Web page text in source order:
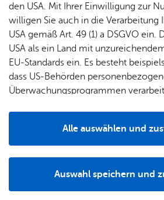
Aluminium? Wie stabil ist Carbon
aus den vielen Einzelteilen ein
Anschluss bauen wir einen eigenen
an den Besuch.
Alter: 8–10 Jahre
Prei­se
Ge­bühr inkl. Ein­tritt: 6 Euro
den USA. Mit Ihrer Einwilligung zur
willigen Sie auch in die Verarbeitung
USA gemäß Art. 49 (1) a DSGVO ein.
USA als ein Land mit
EU-Standards ein. Es besteht
dass US-Behörden
Überwachungsprogrammen
Auswahl speichern und
Alle auswählen und